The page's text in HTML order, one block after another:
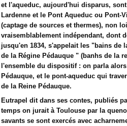
et l'aqueduc, aujourd'hui disparus,
Lardenne et le Pont Aqueduc ou Pont-
(captage de sources et thermes), non
vraisemblablement indépendant, dont
jusqu'en 1834, s'appelait les "bains de
de la Régine Pédauque " (banhs de la
l'ensemble du dispositif : on parla
Pédauque, et le pont-aqueduc qui
de la Reine Pédauque.
Eutrapel dit dans ses contes, publiés
temps on jurait à Toulouse par la
savants se sont exercés avec